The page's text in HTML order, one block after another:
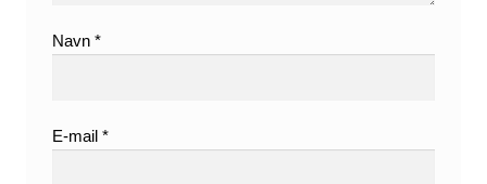
Navn*
E-mail*